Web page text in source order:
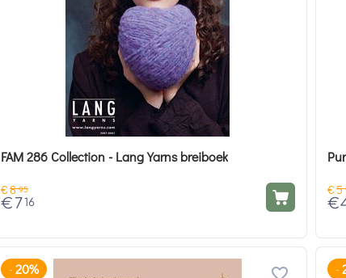
FAM 286 Collection - Lang Yarns breiboek
€8 95
€ 7 16
€5
€
- 20% -